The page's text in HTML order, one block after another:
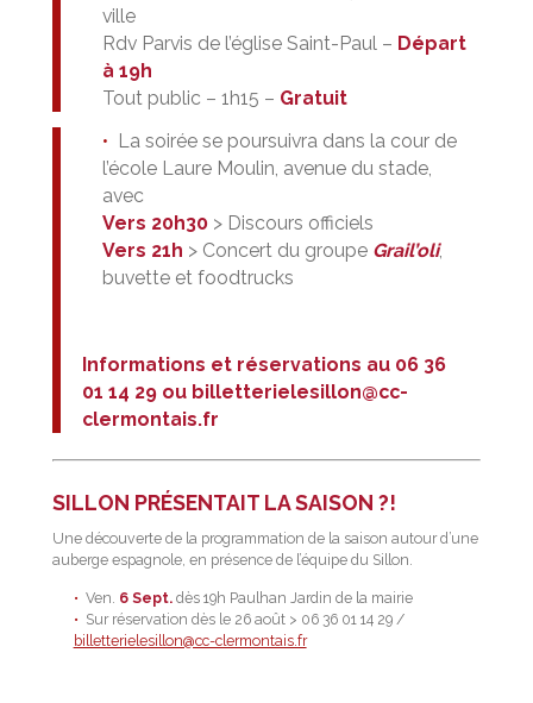
ville
Rdv Parvis de l’église Saint-Paul – Départ
à 19h
Tout public – 1h15 – Gratuit
La soirée se poursuivra dans la cour de
l’école Laure Moulin, avenue du stade,
avec
Vers 20h30 > Discours officiels
Vers 21h > Concert du groupe Grail’oli,
buvette et foodtrucks
Informations et réservations au 06 36
01 14 29 ou billetterielesillon@cc-
clermontais.fr
SILLON PRÉSENTAIT LA SAISON ?!
Une découverte de la programmation de la saison autour d’une
auberge espagnole, en présence de l’équipe du Sillon.
Ven. 6 Sept.dès 19h Paulhan Jardin de la mairie
Sur réservation dès le 26 août > 06 36 01 14 29 /
billetterielesillon@cc-clermontais.fr